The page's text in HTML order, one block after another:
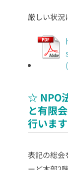
厳しい状況
☆ NPO
と有限
行います
表記の総会